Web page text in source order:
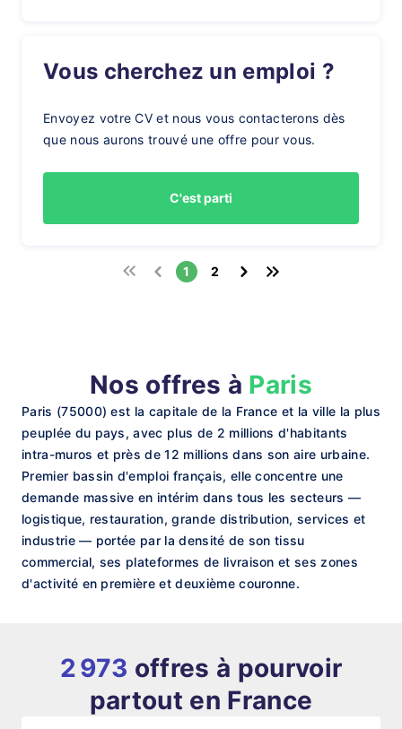
Vous cherchez un emploi ?
Envoyez votre CV et nous vous contacterons dès
que nous aurons trouvé une offre pour vous.
C'est parti
1 2
Nos offres à Paris
Paris (75000) est la capitale de la France et la ville la plus
peuplée du pays, avec plus de 2 millions d'habitants
intra-muros et près de 12 millions dans son aire urbaine.
Premier bassin d'emploi français, elle concentre une
demande massive en intérim dans tous les secteurs —
logistique, restauration, grande distribution, services et
industrie — portée par la densité de son tissu
commercial, ses plateformes de livraison et ses zones
d'activité en première et deuxième couronne.
2 973 offres à pourvoir
partout en France